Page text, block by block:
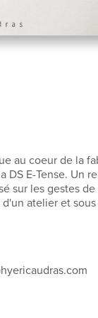
au coeur de la
DS E-Tense. Un
sur les gestes
atelier et